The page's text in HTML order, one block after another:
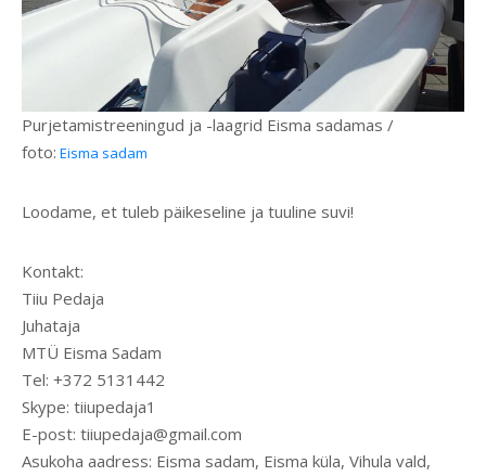
Purjetamistreeningud ja -laagrid Eisma sadamas /
foto: Eisma sadam
Loodame, et tuleb päikeseline ja tuuline suvi!
Kontakt:
Tiiu Pedaja
Juhataja
MTÜ Eisma Sadam
Tel: +372 5131442
Skype: tiiupedaja1
E-post: tiiupedaja@gmail.com
Asukoha aadress: Eisma sadam, Eisma küla, Vihula vald,